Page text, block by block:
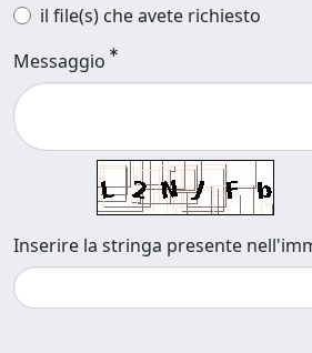
il file(s) che avete richiesto
Messaggio
Inserire la stringa presente